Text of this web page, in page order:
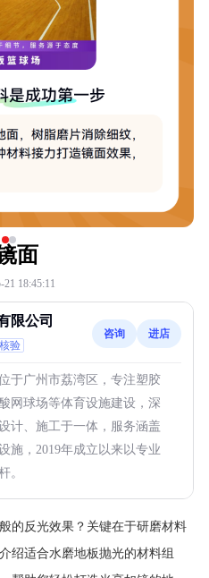
面
21 18:45:11
限公司
验
咨询 进店
于广州市荔湾区，专注塑胶
网球场等体育设施建设，深
计、施工于一体，服务涵盖
施，2019年成立以来以专业
。
的反光效果？关键在于研磨材料
绍适合水磨地板抛光的材料组